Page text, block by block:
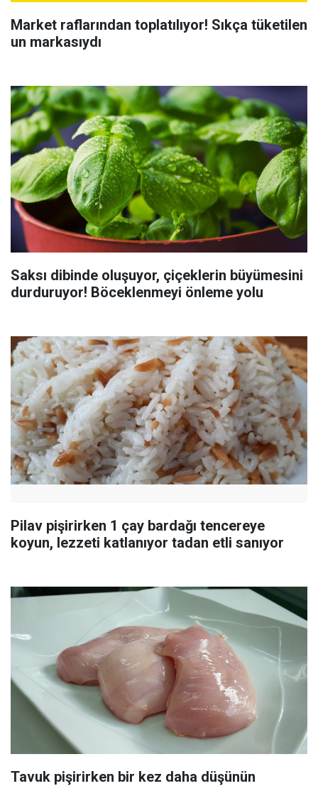
Market raflarından toplatılıyor! Sıkça tüketilen
un markasıydı
Saksı dibinde oluşuyor, çiçeklerin büyümesini
durduruyor! Böceklenmeyi önleme yolu
Pilav pişirirken 1 çay bardağı tencereye
koyun, lezzeti katlanıyor tadan etli sanıyor
Tavuk pişirirken bir kez daha düşünün